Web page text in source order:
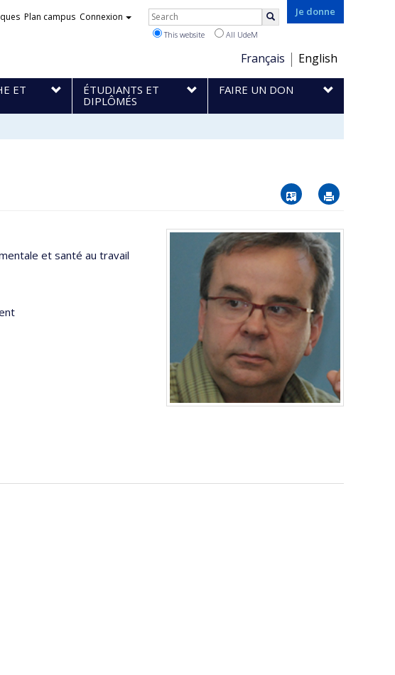
Je donne
Choix
de
la
langue
Français English
Plan campus Connexion Rechercher
This website All UdeM
ET
ÉTUDIANTS ET
DIPLÔMÉS
FAIRE UN DON
Vcard
et santé au travail